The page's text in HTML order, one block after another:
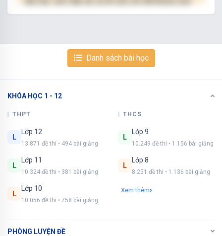
hạn.
Xem tiếp với tài khoản VIP
Còn 37/45 câu hỏi, đáp án và lời giải chi tiết.
Bạn cần đăng ký gói VIP ( giá chỉ từ 250K )
làm bài, xem đáp án và lời giải chi tiết không giới
Danh sách bài học
KHÓA HỌC 1 - 12
THPT
L
Lớp 12
13.871 đề thi • 494 bài giảng
L
Lớp 11
10.324 đề thi • 381 bài giảng
L
Lớp 10
10.056 đề thi • 758 bài giảng
THCS
L
Lớp 9
10.249 đề thi • 1.156 bài giảng
L
Lớp 8
8.251 đề thi • 1.136 bài giảng
Xem thêm
PHÒNG LUYỆN ĐỀ